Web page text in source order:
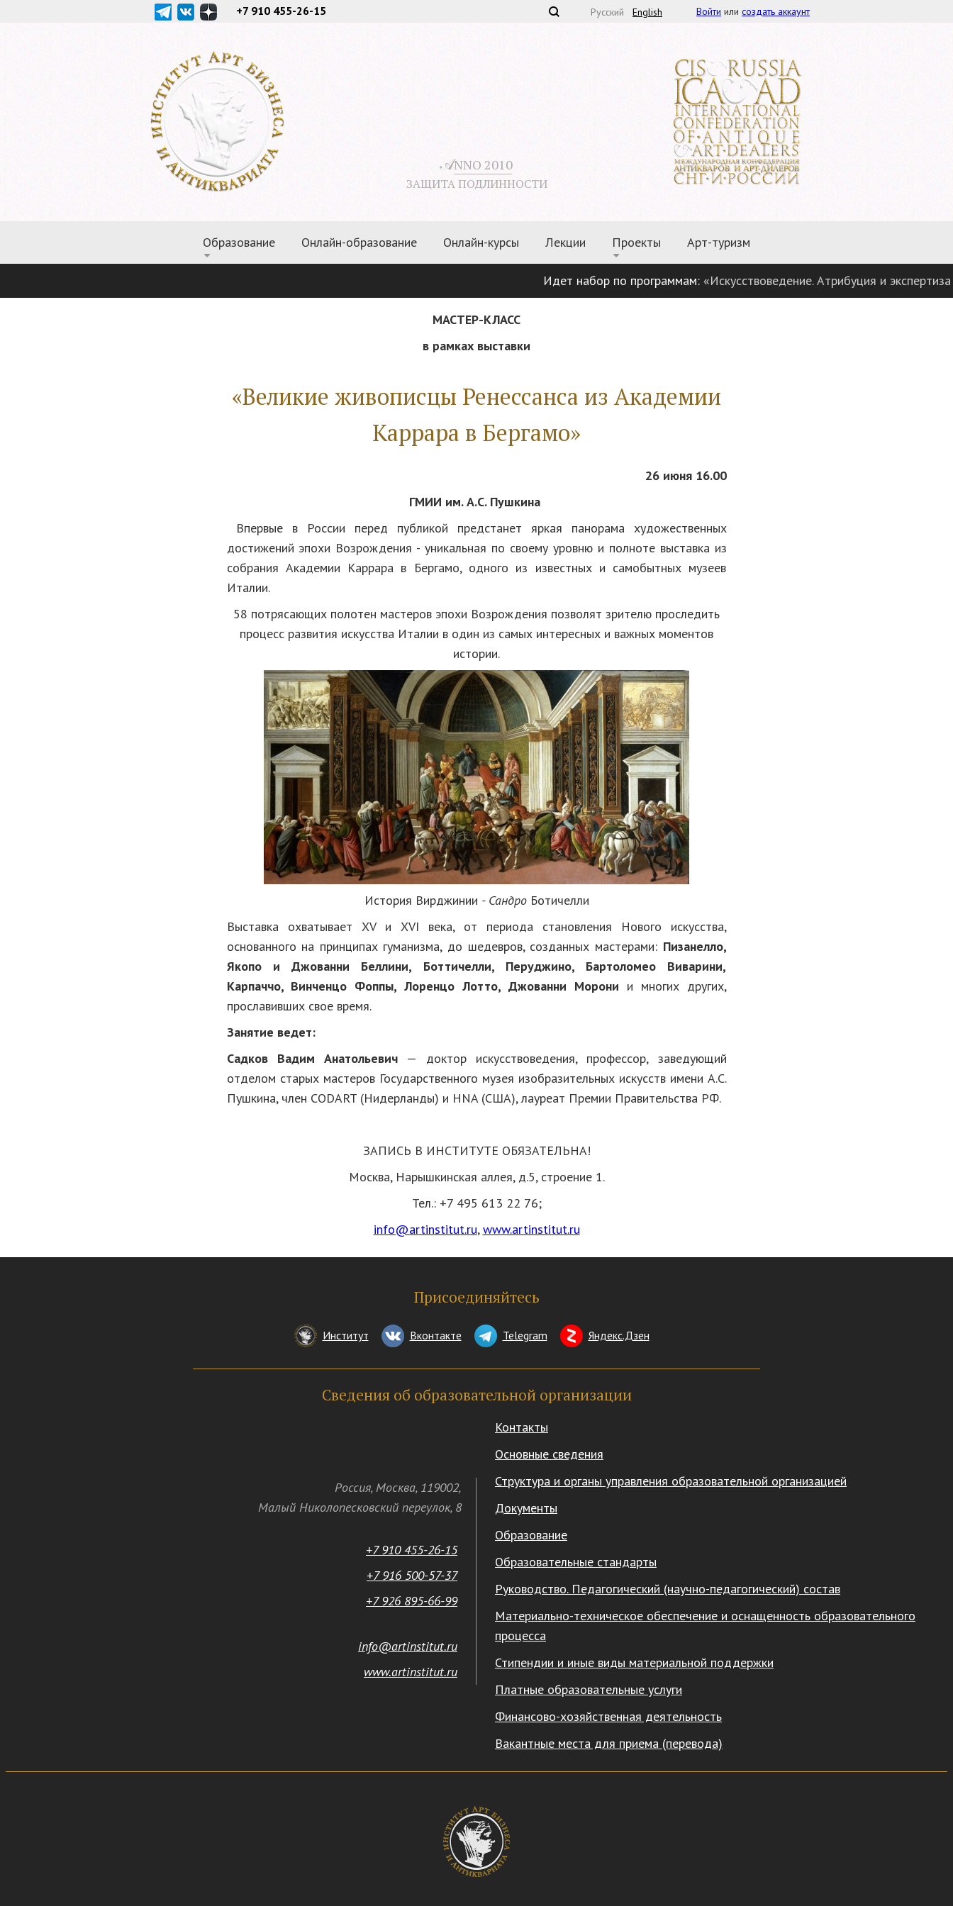
𝒜NNO 2010
ЗАЩИТА ПОДЛИННОСТИ
Образование Онлайн-образование Онлайн-курсы Лекции Проекты Арт-туризм
Войти или создать аккаунт
Русский English
+7 910 455-26-15
Идет набор по программам:«Искусствоведение. Атрибуция и экспертиза
МАСТЕР-КЛАСС
в рамках выставки
«Великие живописцы Ренессанса из Академии
Каррара в Бергамо»
26 июня 16.00
ГМИИ им. А.С. Пушкина
Впервые в России перед публикой предстанет яркая панорама художественных
достижений эпохи Возрождения - уникальная по своему уровню и полноте выставка из
собрания Академии Каррара в Бергамо, одного из известных и самобытных музеев
Италии.
58 потрясающих полотен мастеров эпохи Возрождения позволят зрителю проследить
процесс развития искусства Италии в один из самых интересных и важных моментов
истории.
История Вирджинии - Сандро Ботичелли
Выставка охватывает XV и XVI века, от периода становления Нового искусства,
основанного на принципах гуманизма, до шедевров, созданных мастерами: Пизанелло,
Якопо и Джованни Беллини, Боттичелли, Перуджино, Бартоломео Виварини,
Карпаччо, Винченцо Фоппы, Лоренцо Лотто, Джованни Морони и многих других,
прославивших свое время.
Занятие ведет:
Садков Вадим Анатольевич — доктор искусствоведения, профессор, заведующий
отделом старых мастеров Государственного музея изобразительных искусств имени А.С.
Пушкина, член CODART (Нидерланды) и HNA (США), лауреат Премии Правительства РФ.
ЗАПИСЬ В ИНСТИТУТЕ ОБЯЗАТЕЛЬНА!
Москва, Нарышкинская аллея, д.5, строение 1.
Тел.: +7 495 613 22 76;
info@artinstitut.ru,www.artinstitut.ru
Присоединяйтесь
Институт Вконтакте Telegram Яндекс.Дзен
Сведения об образовательной организации
Контакты
Основные сведения
Структура и органы управления образовательной организацией
Документы
Образование
Образовательные стандарты
Руководство. Педагогический (научно-педагогический) состав
Материально-техническое обеспечение и оснащенность образовательного
процесса
Стипендии и иные виды материальной поддержки
Платные образовательные услуги
Финансово-хозяйственная деятельность
Вакантные места для приема (перевода)
Россия, Москва, 119002,
Малый Николопесковский переулок,8
+7 910 455-26-15
+7 916 500-57-37
+7 926 895-66-99
info@artinstitut.ru
www.artinstitut.ru